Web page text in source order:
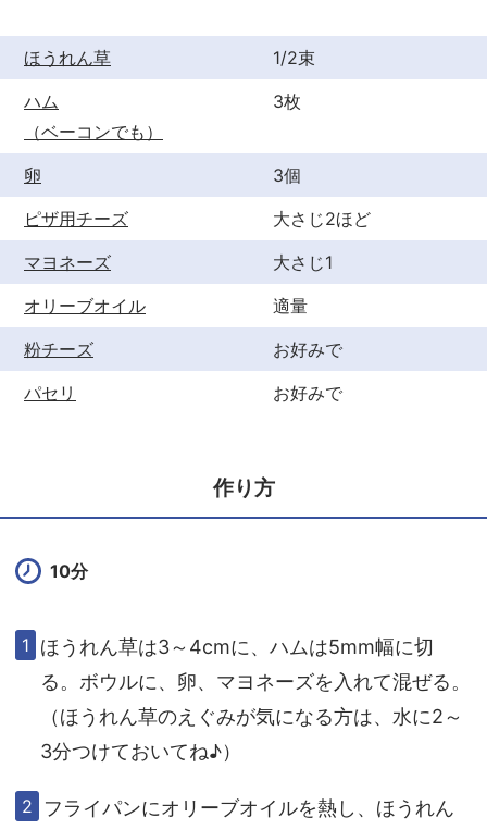
ほうれん草
1/2束
ハム
（ベーコンでも）
3枚
卵
3個
ピザ用チーズ
大さじ2ほど
マヨネーズ
大さじ1
オリーブオイル
適量
粉チーズ
お好みで
パセリ
お好みで
作り方
10分
ほうれん草は3～4cmに、ハムは5mm幅に切
る。ボウルに、卵、マヨネーズを入れて混ぜる。
（ほうれん草のえぐみが気になる方は、水に2～
3分つけておいてね♪）
フライパンにオリーブオイルを熱し、 ほうれん